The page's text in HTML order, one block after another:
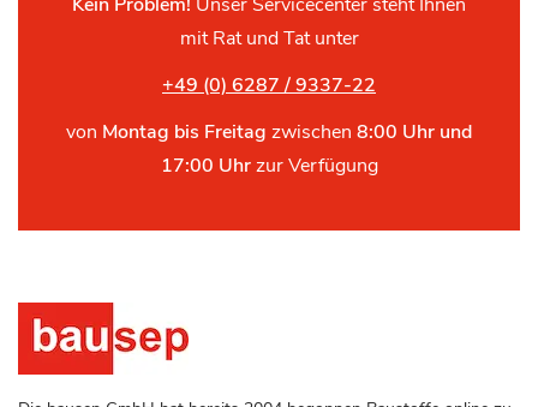
mit Rat und Tat unter
+49 (0) 6287 / 9337-22
von Montag bis Freitag zwischen 8:00 Uhr und
17:00 Uhrzur Verfügung